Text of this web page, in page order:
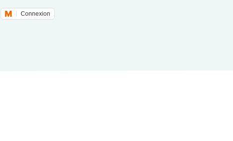
Connexion